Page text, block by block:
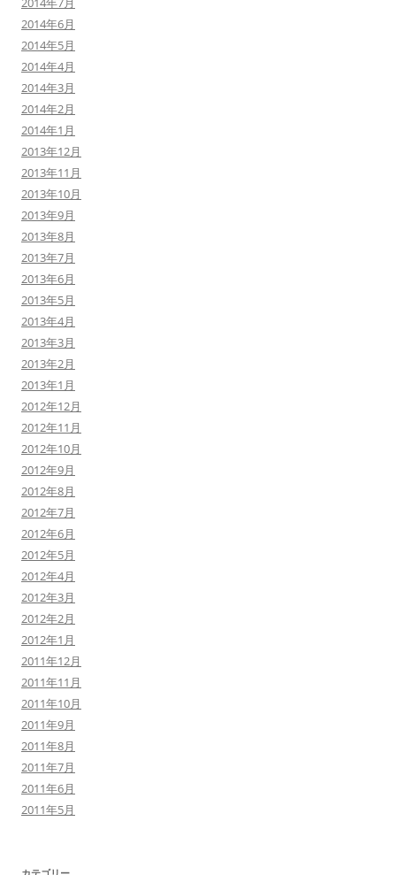
2014年6月
2014年5月
2014年4月
2014年3月
2014年2月
2014年1月
2013年12月
2013年11月
2013年10月
2013年9月
2013年8月
2013年7月
2013年6月
2013年5月
2013年4月
2013年3月
2013年2月
2013年1月
2012年12月
2012年11月
2012年10月
2012年9月
2012年8月
2012年7月
2012年6月
2012年5月
2012年4月
2012年3月
2012年2月
2012年1月
2011年12月
2011年11月
2011年10月
2011年9月
2011年8月
2011年7月
2011年6月
2011年5月